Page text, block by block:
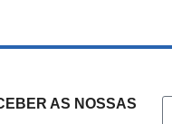
AS NOSSAS